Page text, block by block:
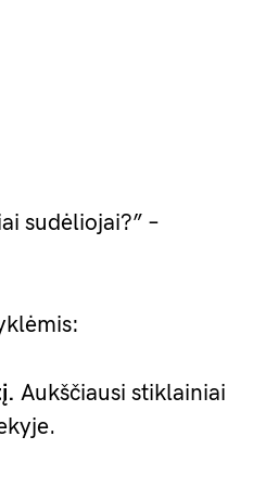
sudėliojai?” –
Aukščiausi stiklainiai